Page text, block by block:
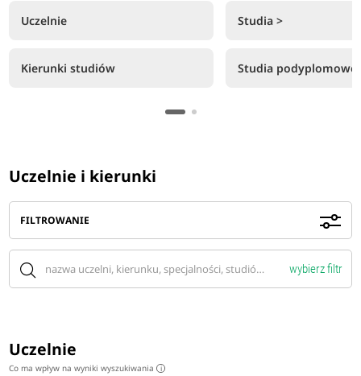
Uczelnie
Kierunki studiów
Studia >
Studia podyplomowe
Uczelnie i kierunki
FILTROWANIE
wybierz filtr
Uczelnie
Co ma wpływ na wyniki wyszukiwania i